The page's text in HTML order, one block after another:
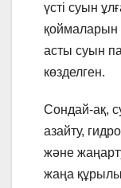
үсті суын
қоймаларын
асты суын
көзделген.
Сондай-ақ,
азайту,
және
жаңа